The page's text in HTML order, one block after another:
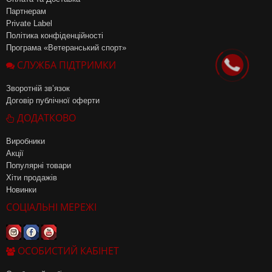
Партнерам
Private Label
Політика конфіденційності
Програма «Ветеранський спорт»
СЛУЖБА ПІДТРИМКИ
Зворотній зв’язок
Договір публічної оферти
ДОДАТКОВО
Виробники
Акції
Популярні товари
Хіти продажів
Новинки
СОЦІАЛЬНІ МЕРЕЖІ
ОСОБИСТИЙ КАБІНЕТ